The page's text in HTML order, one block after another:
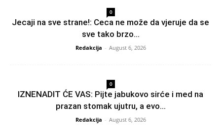
0
Jecaji na sve strane!: Ceca ne može da vjeruje da se
sve tako brzo...
Redakcija - August 6, 2026
0
IZNENADIT ĆE VAS: Pijte jabukovo sirće i med na
prazan stomak ujutru, a evo...
Redakcija - August 6, 2026